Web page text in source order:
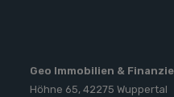
Geo Immobilien &
Höhne 65, 42275 Wuppertal